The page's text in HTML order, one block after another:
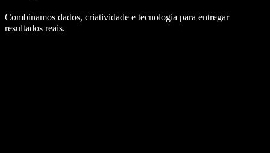
Combinamos dados, criatividade e tecnologia para entregar
resultados reais.